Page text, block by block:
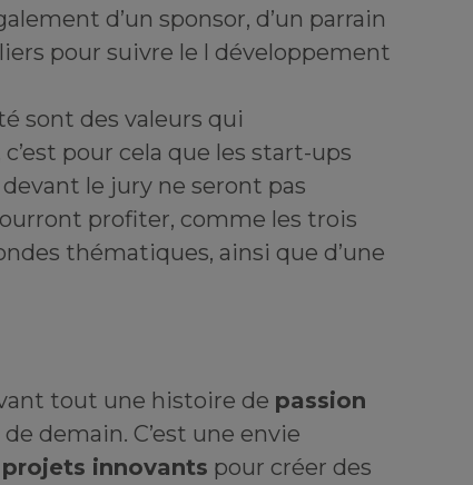
d’un sponsor, d’un parrain
pour suivre le l développement
sont des valeurs qui
pour cela que les start-ups
le jury ne seront pas
profiter, comme les trois
thématiques, ainsi que d’une
tout une histoire de passion
demain. C’est une envie
innovants pour créer des